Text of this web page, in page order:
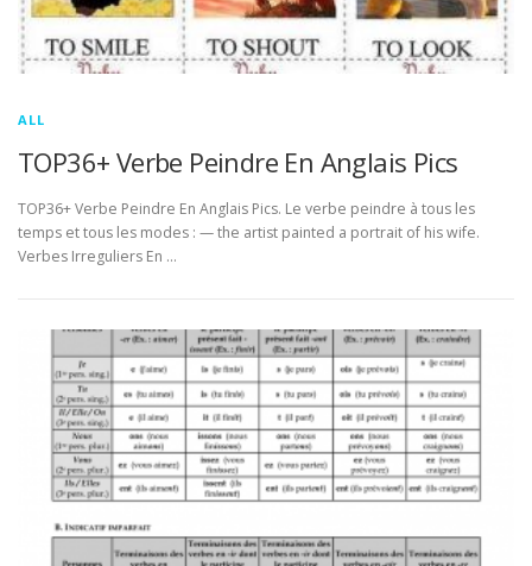
ALL
TOP36+ Verbe Peindre En Anglais Pics
TOP36+ Verbe Peindre En Anglais Pics. Le verbe peindre à tous les
temps et tous les modes : — the artist painted a portrait of his wife.
Verbes Irreguliers En …